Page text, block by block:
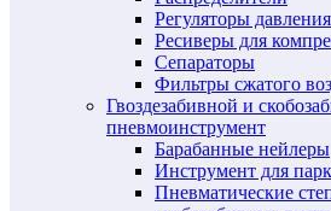
Регуляторы
Ресиверы для
Сепараторы
Фильтры сжатого
Гвоздезабивной и
пневмоинструмент
Барабанные нейлеры
Инструмент для
Пневматические